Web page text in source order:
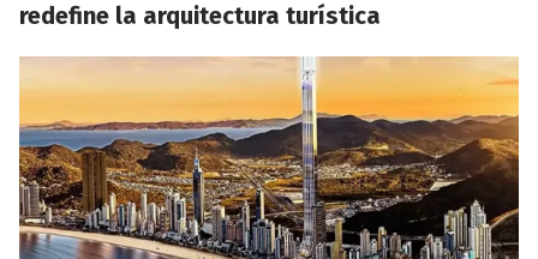
redefine la arquitectura turística